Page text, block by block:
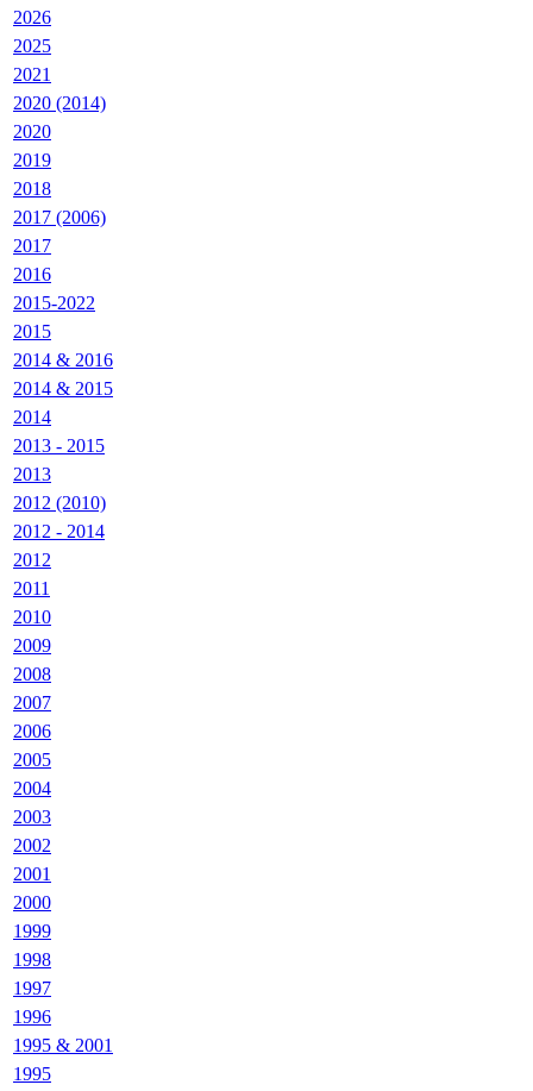
2026
2025
2021
2020 (2014)
2020
2019
2018
2017 (2006)
2017
2016
2015-2022
2015
2014 & 2016
2014 & 2015
2014
2013 - 2015
2013
2012 (2010)
2012 - 2014
2012
2011
2010
2009
2008
2007
2006
2005
2004
2003
2002
2001
2000
1999
1998
1997
1996
1995 & 2001
1995